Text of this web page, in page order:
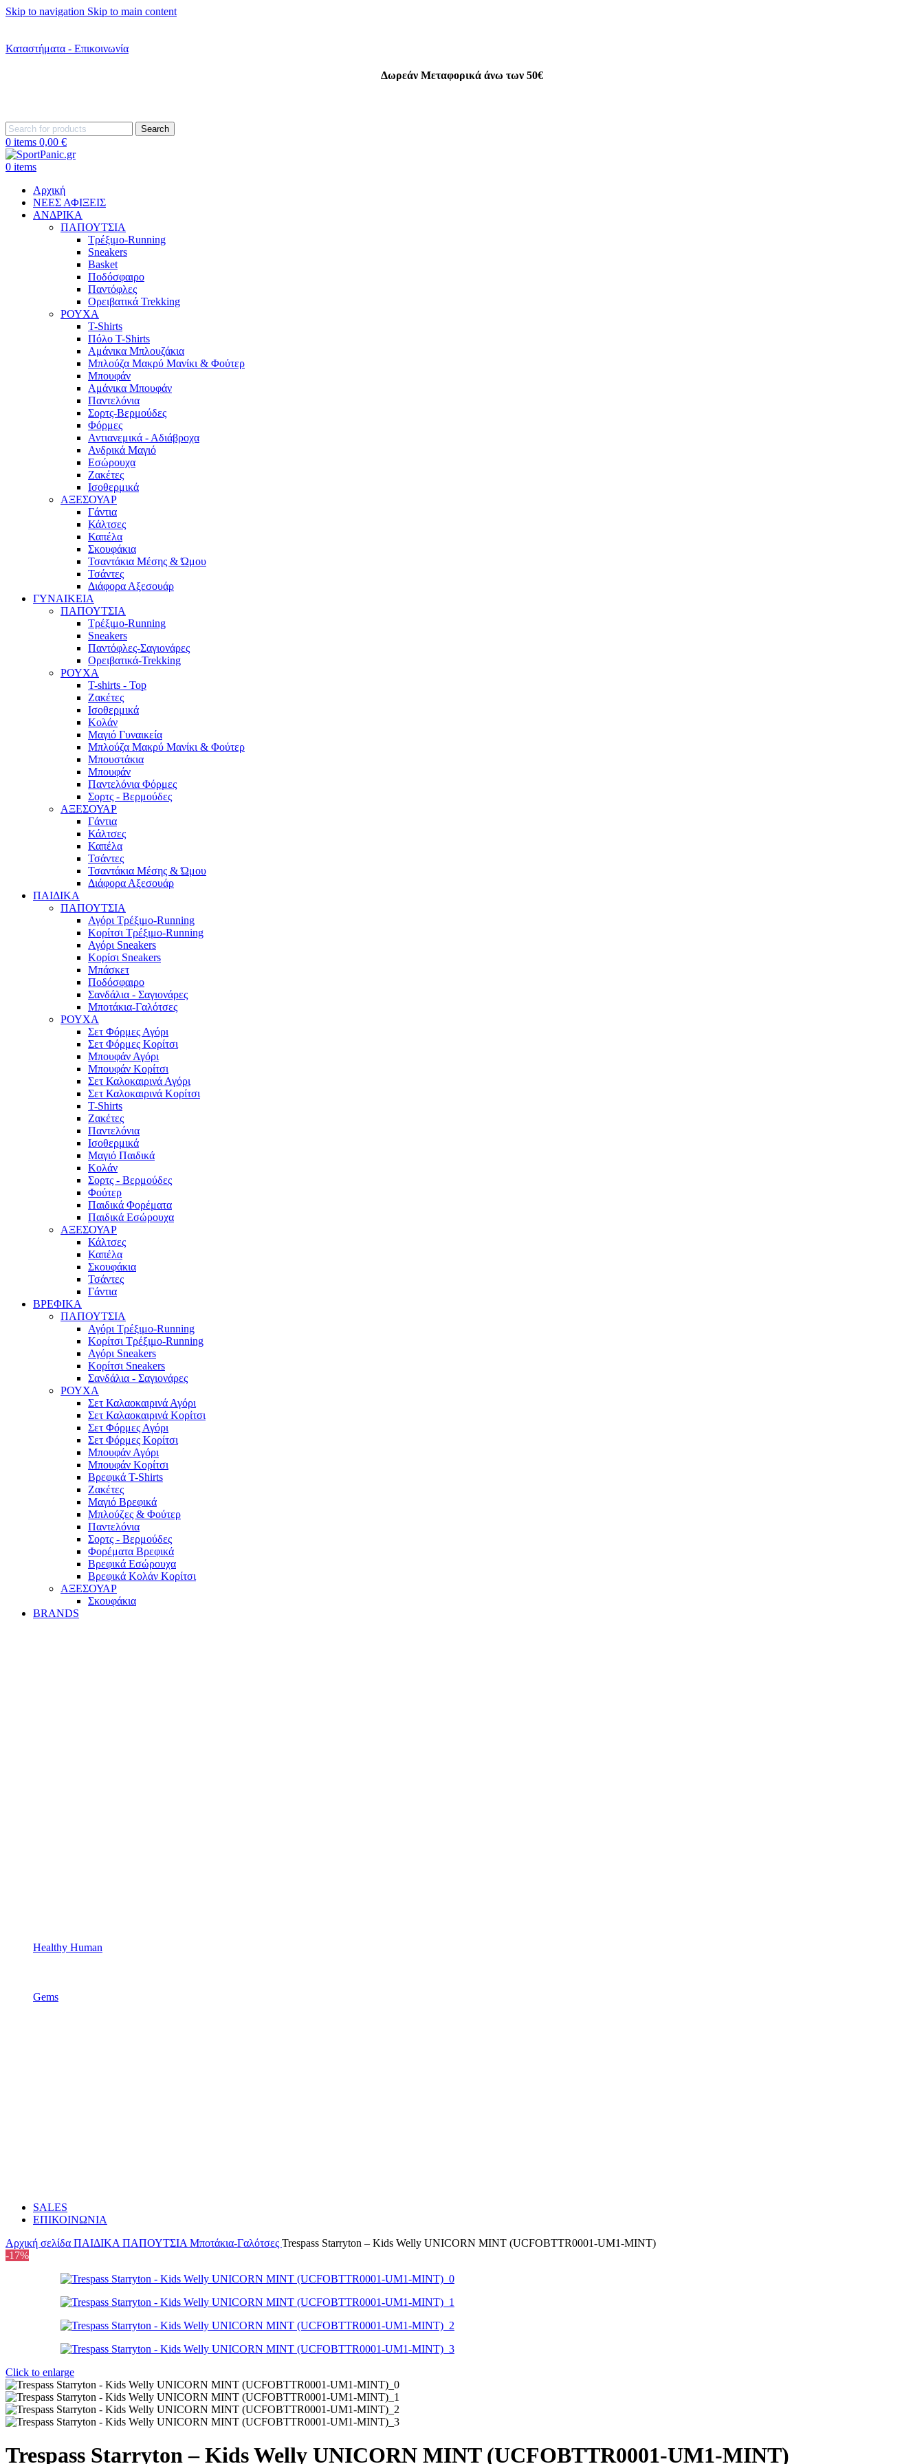
Skip to navigation Skip to main content
Καταστήματα - Επικοινωνία
Δωρεάν Μεταφορικά άνω των 50€
Search
0 items 0,00 €
0 items
Αρχική
ΝΕΕΣ ΑΦΙΞΕΙΣ
AΝΔΡΙΚΑ
ΠΑΠΟΥΤΣΙΑ
Τρέξιμο-Running
Sneakers
Basket
Ποδόσφαιρο
Παντόφλες
Ορειβατικά Trekking
ΡΟΥΧΑ
T-Shirts
Πόλο T-Shirts
Αμάνικα Μπλουζάκια
Μπλούζα Μακρύ Μανίκι & Φούτερ
Μπουφάν
Αμάνικα Μπουφάν
Παντελόνια
Σορτς-Βερμούδες
Φόρμες
Αντιανεμικά - Αδιάβροχα
Ανδρικά Μαγιό
Εσώρουχα
Ζακέτες
Ισοθερμικά
ΑΞΕΣΟΥΑΡ
Γάντια
Κάλτσες
Καπέλα
Σκουφάκια
Τσαντάκια Μέσης & Ώμου
Τσάντες
Διάφορα Αξεσουάρ
ΓΥΝΑΙΚΕΙΑ
ΠΑΠΟΥΤΣΙΑ
Τρέξιμο-Running
Sneakers
Παντόφλες-Σαγιονάρες
Ορειβατικά-Trekking
ΡΟΥΧΑ
T-shirts - Top
Ζακέτες
Ισοθερμικά
Κολάν
Μαγιό Γυναικεία
Μπλούζα Μακρύ Μανίκι & Φούτερ
Μπουστάκια
Μπουφάν
Παντελόνια Φόρμες
Σορτς - Βερμούδες
ΑΞΕΣΟΥΑΡ
Γάντια
Κάλτσες
Καπέλα
Τσάντες
Τσαντάκια Μέσης & Ώμου
Διάφορα Αξεσουάρ
ΠΑΙΔΙΚΑ
ΠΑΠΟΥΤΣΙΑ
Αγόρι Τρέξιμο-Running
Κορίτσι Τρέξιμο-Running
Αγόρι Sneakers
Κορίσι Sneakers
Μπάσκετ
Ποδόσφαιρο
Σανδάλια - Σαγιονάρες
Μποτάκια-Γαλότσες
ΡΟΥΧΑ
Σετ Φόρμες Αγόρι
Σετ Φόρμες Κορίτσι
Μπουφάν Αγόρι
Μπουφάν Κορίτσι
Σετ Καλοκαιρινά Αγόρι
Σετ Καλοκαιρινά Κορίτσι
T-Shirts
Ζακέτες
Παντελόνια
Ισοθερμικά
Μαγιό Παιδικά
Κολάν
Σορτς - Βερμούδες
Φούτερ
Παιδικά Φορέματα
Παιδικά Εσώρουχα
ΑΞΕΣΟΥΑΡ
Κάλτσες
Καπέλα
Σκουφάκια
Τσάντες
Γάντια
ΒΡΕΦΙΚΑ
ΠΑΠΟΥΤΣΙΑ
Αγόρι Τρέξιμο-Running
Κορίτσι Τρέξιμο-Running
Αγόρι Sneakers
Κορίτσι Sneakers
Σανδάλια - Σαγιονάρες
ΡΟΥΧΑ
Σετ Καλαοκαιρινά Αγόρι
Σετ Καλαοκαιρινά Κορίτσι
Σετ Φόρμες Αγόρι
Σετ Φόρμες Κορίτσι
Mπουφάν Αγόρι
Mπουφάν Κορίτσι
Βρεφικά T-Shirts
Ζακέτες
Μαγιό Βρεφικά
Mπλούζες & Φούτερ
Παντελόνια
Σορτς - Βερμούδες
Φορέματα Βρεφικά
Βρεφικά Εσώρουχα
Βρεφικά Κολάν Κορίτσι
ΑΞΕΣΟΥΑΡ
Σκουφάκια
BRANDS
Healthy Human
Gems
SALES
ΕΠΙΚΟΙΝΩΝΙΑ
Αρχική σελίδα ΠΑΙΔΙΚΑ ΠΑΠΟΥΤΣΙΑ Μποτάκια-Γαλότσες Trespass Starryton – Kids Welly UNICORN MINT (UCFOBTTR0001-UM1-MINT)
-17%
Click to enlarge
Trespass Starryton – Kids Welly UNICORN MINT (UCFOBTTR0001-UM1-MINT)